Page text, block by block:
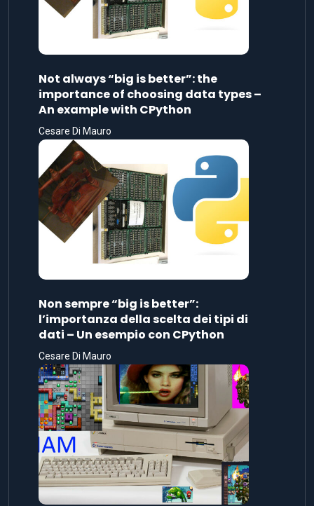
Not always “big is better”: the
importance of choosing data types –
An example with CPython
Cesare Di Mauro
Non sempre “big is better”:
l’importanza della scelta dei tipi di
dati – Un esempio con CPython
Cesare Di Mauro